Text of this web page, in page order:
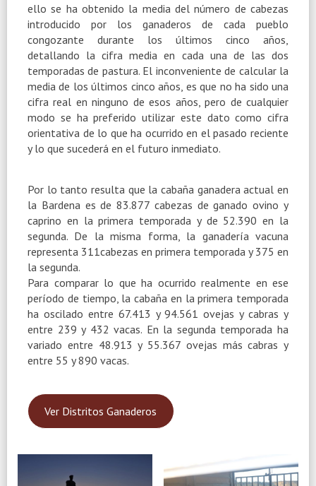
ello se ha obtenido la media del número de cabezas
introducido por los ganaderos de cada pueblo
congozante durante los últimos cinco años,
detallando la cifra media en cada una de las dos
temporadas de pastura. El inconveniente de calcular la
media de los últimos cinco años, es que no ha sido una
cifra real en ninguno de esos años, pero de cualquier
modo se ha preferido utilizar este dato como cifra
orientativa de lo que ha ocurrido en el pasado reciente
y lo que sucederá en el futuro inmediato.
Por lo tanto resulta que la cabaña ganadera actual en
la Bardena es de 83.877 cabezas de ganado ovino y
caprino en la primera temporada y de 52.390 en la
segunda. De la misma forma, la ganadería vacuna
representa 311cabezas en primera temporada y 375 en
la segunda.
Para comparar lo que ha ocurrido realmente en ese
período de tiempo, la cabaña en la primera temporada
ha oscilado entre 67.413 y 94.561 ovejas y cabras y
entre 239 y 432 vacas. En la segunda temporada ha
variado entre 48.913 y 55.367 ovejas más cabras y
entre 55 y 890 vacas.
Ver Distritos Ganaderos